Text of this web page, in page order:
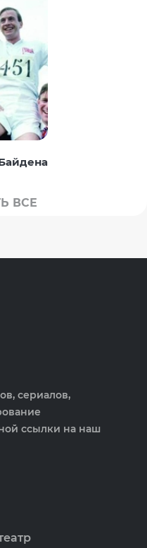
ВСЕ
сериалов,
ссылки на наш